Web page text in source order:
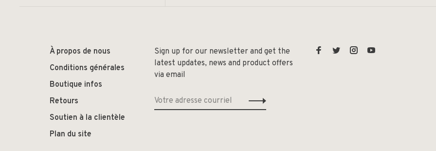
À propos de nous
Conditions générales
Boutique infos
Retours
Soutien à la clientèle
Plan du site
Sign up for our newsletter and get the
latest updates, news and product offers
via email